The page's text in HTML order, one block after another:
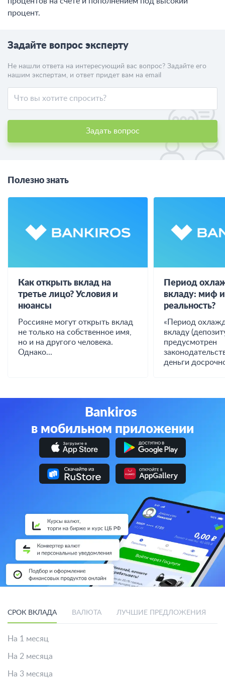
процент.
Задайте вопрос эксперту
Не нашли ответа на интересующий вас вопрос? Задайте его
нашим экспертам, и ответ придет вам на email
Задать вопрос
Полезно знать
Как открыть вклад на
третье лицо? Условия и
нюансы
Россияне могут открыть вклад
не только на собственное имя,
но и на другого человека.
Однако...
Период
вкладу: миф
реальность?
«Период
вкладу
предусмотрен
деньги
Bankiros
в мобильном приложении
СРОК ВКЛАДА ВАЛЮТА ЛУЧШИЕ ПРЕДЛОЖЕНИЯ
На 1 месяц
На 2 месяца
На 3 месяца